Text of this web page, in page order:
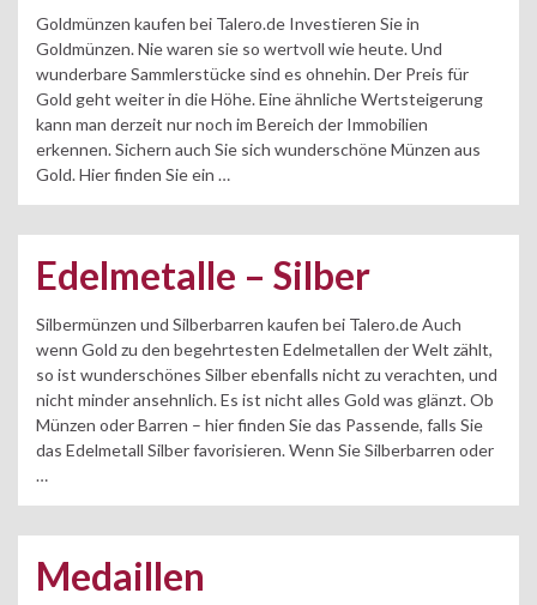
Goldmünzen kaufen bei Talero.de Investieren Sie in
Goldmünzen. Nie waren sie so wertvoll wie heute. Und
wunderbare Sammlerstücke sind es ohnehin. Der Preis für
Gold geht weiter in die Höhe. Eine ähnliche Wertsteigerung
kann man derzeit nur noch im Bereich der Immobilien
erkennen. Sichern auch Sie sich wunderschöne Münzen aus
Gold. Hier finden Sie ein …
Edelmetalle – Silber
Silbermünzen und Silberbarren kaufen bei Talero.de Auch
wenn Gold zu den begehrtesten Edelmetallen der Welt zählt,
so ist wunderschönes Silber ebenfalls nicht zu verachten, und
nicht minder ansehnlich. Es ist nicht alles Gold was glänzt. Ob
Münzen oder Barren – hier finden Sie das Passende, falls Sie
das Edelmetall Silber favorisieren. Wenn Sie Silberbarren oder
…
Medaillen